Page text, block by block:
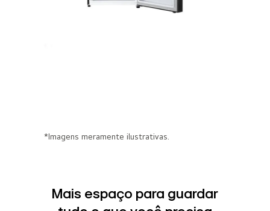
*Imagens meramente ilustrativas.
Mais espaço para guardar